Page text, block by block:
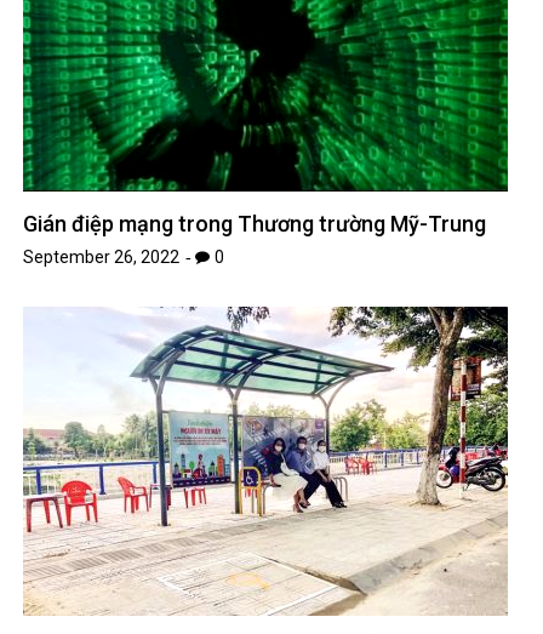
Gián điệp mạng trong Thương trường Mỹ-Trung
September 26, 2022 0